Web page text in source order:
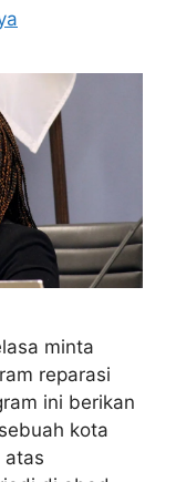
minta
reparasi
ini berikan
kota
atas